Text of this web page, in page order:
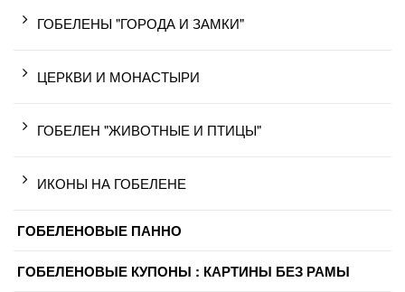
ГОБЕЛЕНЫ "ГОРОДА И ЗАМКИ"
ЦЕРКВИ И МОНАСТЫРИ
ГОБЕЛЕН "ЖИВОТНЫЕ И ПТИЦЫ"
ИКОНЫ НА ГОБЕЛЕНЕ
ГОБЕЛЕНОВЫЕ ПАННО
ГОБЕЛЕНОВЫЕ КУПОНЫ : КАРТИНЫ БЕЗ РАМЫ